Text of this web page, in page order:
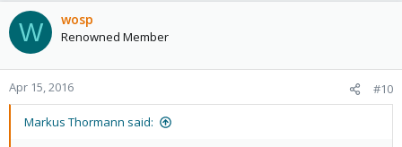
W wosp
Renowned Member
Apr 15, 2016 #10
Markus Thormann said: